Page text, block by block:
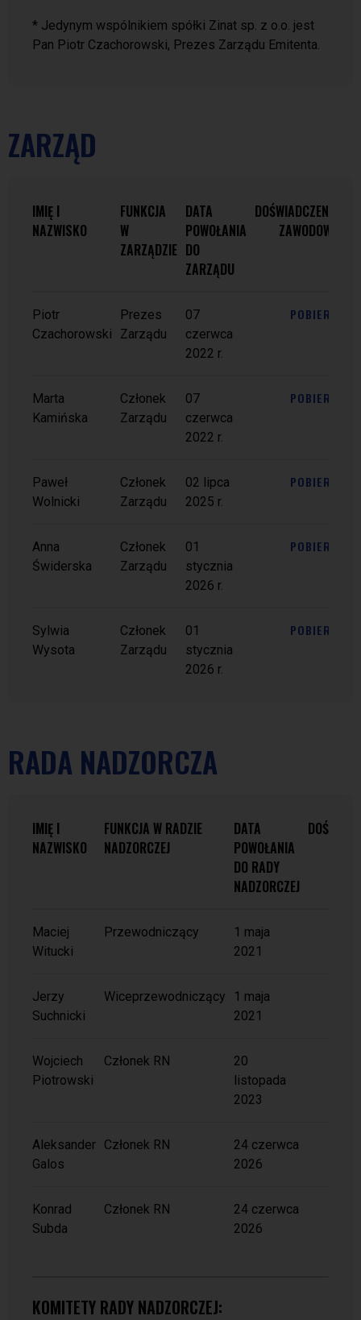
* Jedynym wspólnikiem spółki Zinat sp. z o.o. jest
Pan Piotr Czachorowski, Prezes Zarządu Emitenta.
ZARZĄD
IMIĘ I
NAZWISKO
FUNKCJA
W
ZARZĄDZIE
DATA
POWOŁANIA
DO
ZARZĄDU
DOŚWIADCZENIE
ZAWODOWE
Piotr
Czachorowski
Prezes
Zarządu
07
czerwca
2022 r.
POBIERZ
Marta
Kamińska
Członek
Zarządu
07
czerwca
2022 r.
POBIERZ
Paweł
Wolnicki
Członek
Zarządu
02 lipca
2025 r.
POBIERZ
Anna
Świderska
Członek
Zarządu
01
stycznia
2026 r.
POBIERZ
Sylwia
Wysota
Członek
Zarządu
01
stycznia
2026 r.
POBIERZ
RADA NADZORCZA
IMIĘ I
NAZWISKO
FUNKCJA W RADZIE
NADZORCZEJ
DATA
POWOŁANIA
DO RADY
NADZORCZEJ
Maciej
Witucki
Przewodniczący
1 maja
2021
Jerzy
Suchnicki
Wiceprzewodniczący
1 maja
2021
Wojciech
Piotrowski
Członek RN
20
listopada
2023
Aleksander
Galos
Członek RN
24 czerwca
2026
Konrad
Subda
Członek RN
24 czerwca
2026
KOMITETY RADY NADZORCZEJ: